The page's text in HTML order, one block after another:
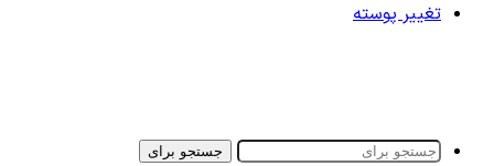
تغییر پوسته
جستجو برای